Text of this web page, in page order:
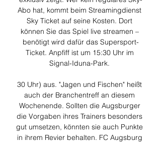
Abo hat, kommt beim Streamingdienst
Sky Ticket auf seine Kosten. Dort
können Sie das Spiel live streamen –
benötigt wird dafür das Supersport-
Ticket. Anpfiff ist um 15:30 Uhr im
Signal-Iduna-Park.
30 Uhr) aus. "Jagen und Fischen" heißt
auch der Branchentreff an diesem
Wochenende. Sollten die Augsburger
die Vorgaben ihres Trainers besonders
gut umsetzen, könnten sie auch Punkte
in ihrem Revier behalten. FC Augsburg